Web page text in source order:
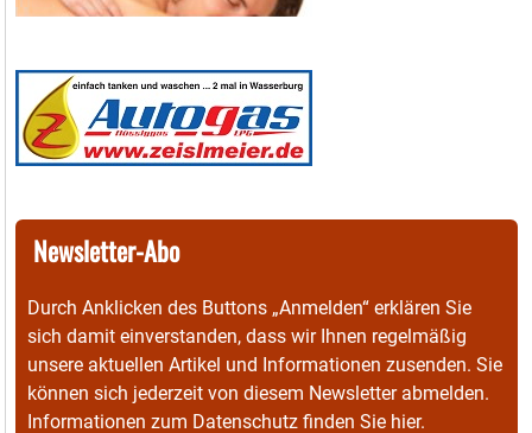
Newsletter-Abo
Durch Anklicken des Buttons „Anmelden“ erklären Sie
sich damit einverstanden, dass wir Ihnen regelmäßig
unsere aktuellen Artikel und Informationen zusenden. Sie
können sich jederzeit von diesem Newsletter abmelden.
Informationen zum Datenschutz finden Sie hier.